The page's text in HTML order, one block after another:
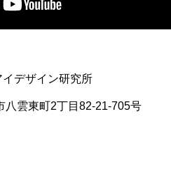
デザイン研究所
雲東町2丁目82-21-705号